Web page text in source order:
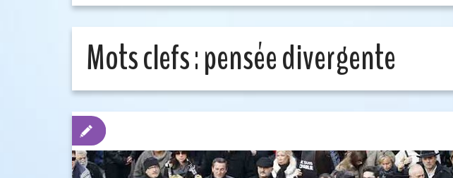
Mots clefs :pensée divergente